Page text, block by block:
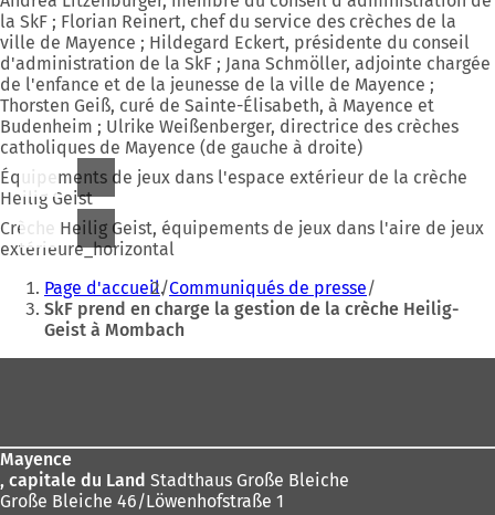
e
d
a
n
s
u
n
n
o
e
n
g
e
la SkF ; Florian Reinert, chef du service des crèches de la
ville de Mayence ; Hildegard Eckert, présidente du conseil
d'administration de la SkF ; Jana Schmöller, adjointe chargée
de l'enfance et de la jeunesse de la ville de Mayence ;
Thorsten Geiß, curé de Sainte-Élisabeth, à Mayence et
Budenheim ; Ulrike Weißenberger, directrice des crèches
catholiques de Mayence (de gauche à droite)
Équipements de jeux dans l'espace extérieur de la crèche
Heilig Geist
Crèche Heilig Geist, équipements de jeux dans l'aire de jeux
extérieure_horizontal
Vous
êtes
:
Page d'accueil Communiqués de presse
SkF prend en charge la gestion de la crèche Heilig-
Geist à Mombach
Mayence
, capitale du Land Stadthaus Große Bleiche
Große Bleiche 46/Löwenhofstraße 1